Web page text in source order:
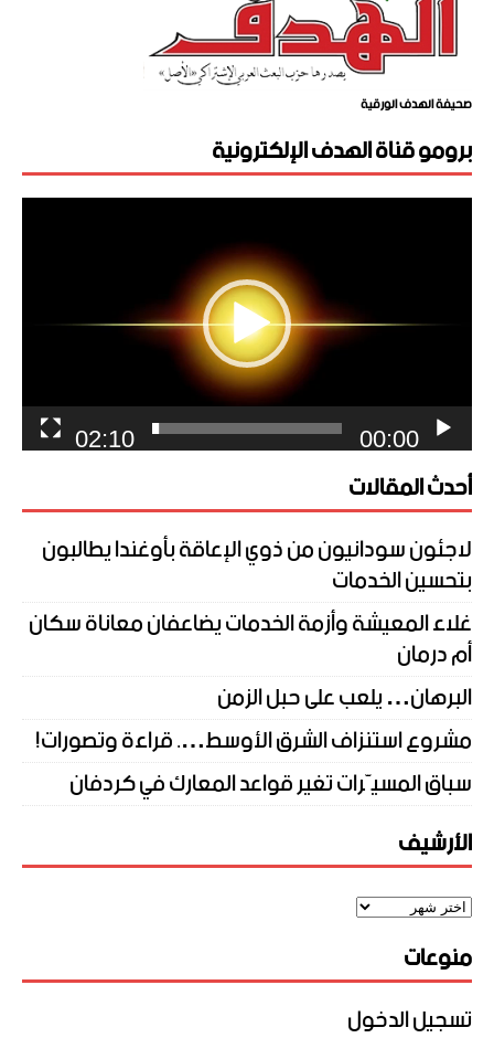
صحيفة الهدف الورقية
برومو قناة الهدف الإلكترونية
مشغل
00:00
02:10
أحدث المقالات
لاجئون سودانيون من ذوي الإعاقة بأوغندا يطالبون
بتحسين الخدمات
غلاء المعيشة وأزمة الخدمات يضاعفان معاناة سكان
أم درمان
البرهان… يلعب على حبل الزمن
مشروع استنزاف الشرق الأوسط…. قراءة وتصورات!
سباق المسيّرات تغير قواعد المعارك في كردفان
الأرشيف
منوعات
تسجيل الدخول